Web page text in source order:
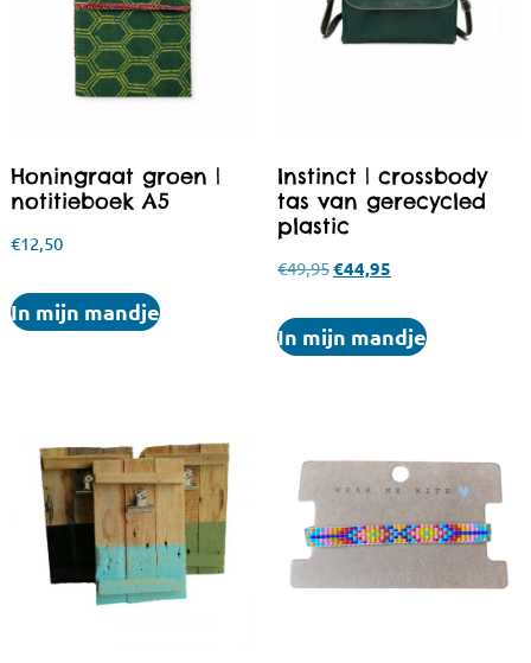
Honingraat groen |
notitieboek A5
€12,50
In mijn mandje
Instinct | crossbody
tas van gerecycled
plastic
€49,95€44,95
In mijn mandje